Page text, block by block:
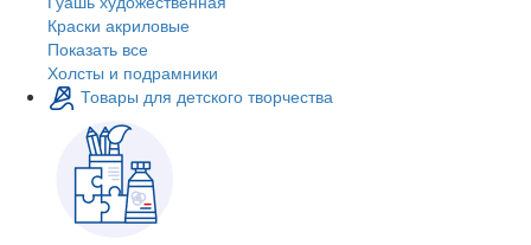
Краски акриловые
Показать все
Холсты и подрамники
Товары для детского творчества